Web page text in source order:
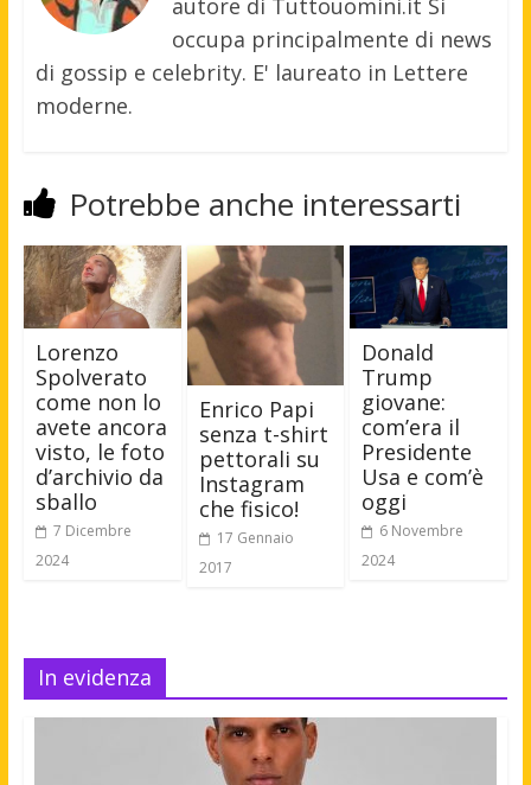
autore di Tuttouomini.it Si
occupa principalmente di news
di gossip e celebrity. E' laureato in Lettere
moderne.
Potrebbe anche interessarti
Lorenzo
Spolverato
come non lo
avete ancora
visto, le foto
d’archivio da
sballo
7 Dicembre
2024
Enrico Papi
senza t-shirt
pettorali su
Instagram
che fisico!
17 Gennaio
2017
Donald
Trump
giovane:
com’era il
Presidente
Usa e com’è
oggi
6 Novembre
2024
In evidenza